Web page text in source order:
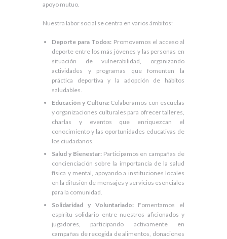
apoyo mutuo.
Nuestra labor social se centra en varios ámbitos:
Deporte para Todos: Promovemos el acceso al
deporte entre los más jóvenes y las personas en
situación de vulnerabilidad, organizando
actividades y programas que fomenten la
práctica deportiva y la adopción de hábitos
saludables.
Educación y Cultura:Colaboramos con escuelas
y organizaciones culturales para ofrecer talleres,
charlas y eventos que enriquezcan el
conocimiento y las oportunidades educativas de
los ciudadanos.
Salud y Bienestar:Participamos en campañas de
concienciación sobre la importancia de la salud
física y mental, apoyando a instituciones locales
en la difusión de mensajes y servicios esenciales
para la comunidad.
Solidaridad y Voluntariado:Fomentamos el
espíritu solidario entre nuestros aficionados y
jugadores, participando activamente en
campañas de recogida de alimentos, donaciones